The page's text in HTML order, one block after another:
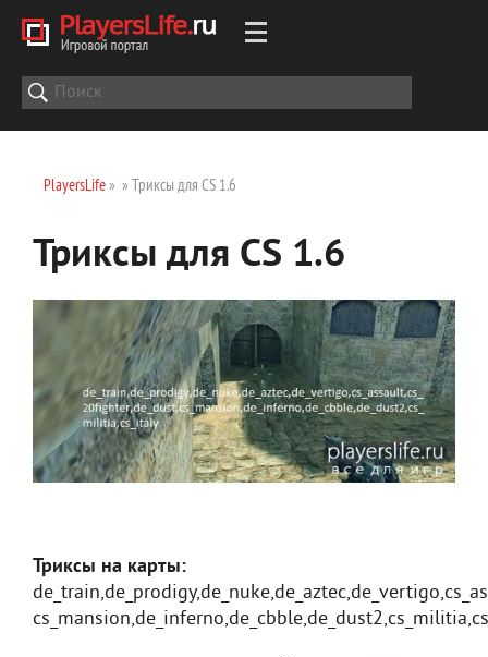
PlayersLife» » Триксы для CS 1.6
Триксы для CS 1.6
Триксы на карты: